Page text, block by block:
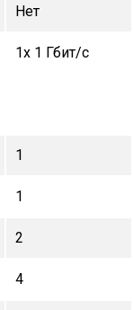
Нет
1x 1 Гбит/с
1
1
2
4